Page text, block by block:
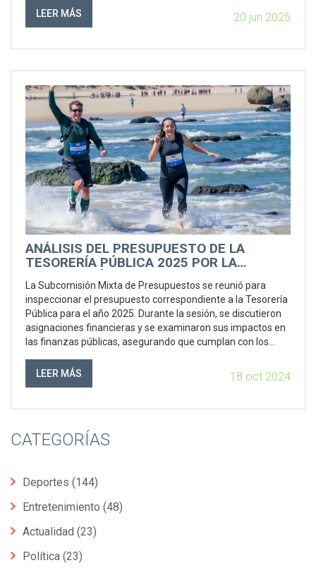
LEER MÁS 20 jun 2025
ANÁLISIS DEL PRESUPUESTO DE LA
TESORERÍA PÚBLICA 2025 POR LA
La Subcomisión Mixta de Presupuestos se reunió para
inspeccionar el presupuesto correspondiente a la Tesorería
Pública para el año 2025. Durante la sesión, se discutieron
asignaciones financieras y se examinaron sus impactos en
las finanzas públicas, asegurando que cumplan con los
promovió la transparencia y responsabilidad en el gasto
público, siendo transmitida en vivo por TV Senado.
LEER MÁS 18 oct 2024
CATEGORÍAS
Deportes (144)
Entretenimiento (48)
Actualidad (23)
Política (23)